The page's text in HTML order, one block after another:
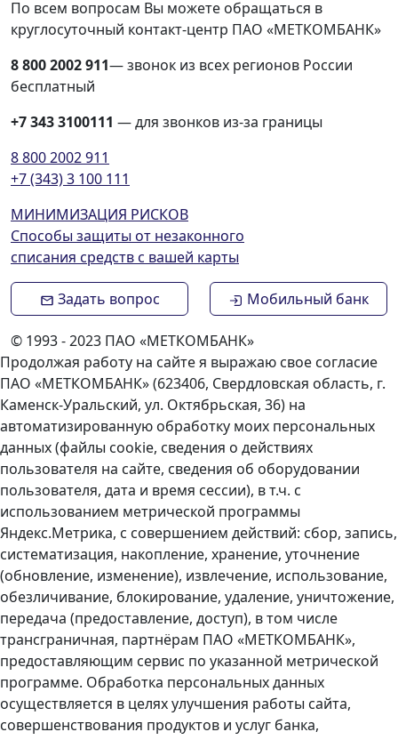
По всем вопросам Вы можете обращаться в
круглосуточный контакт-центр ПАО «МЕТКОМБАНК»
8 800 2002 911— звонок из всех регионов России
бесплатный
+7 343 3100111 — для звонков из-за границы
8 800 2002 911
+7 (343) 3 100 111
МИНИМИЗАЦИЯ РИСКОВ
Способы защиты от незаконного
списания средств с вашей карты
Задать вопрос Мобильный банк
© 1993 - 2023 ПАО «МЕТКОМБАНК»
Продолжая работу на сайте я выражаю свое согласие
ПАО «МЕТКОМБАНК» (623406, Свердловская область, г.
Каменск-Уральский, ул. Октябрьская, 36) на
автоматизированную обработку моих персональных
данных (файлы cookie, сведения о действиях
пользователя на сайте, сведения об оборудовании
пользователя, дата и время сессии), в т.ч. с
использованием метрической программы
Яндекс.Метрика, с совершением действий: сбор, запись,
систематизация, накопление, хранение, уточнение
(обновление, изменение), извлечение, использование,
обезличивание, блокирование, удаление, уничтожение,
передача (предоставление, доступ), в том числе
трансграничная, партнёрам ПАО «МЕТКОМБАНК»,
предоставляющим сервис по указанной метрической
программе. Обработка персональных данных
осуществляется в целях улучшения работы сайта,
совершенствования продуктов и услуг банка,